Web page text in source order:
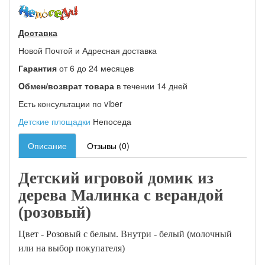
Доставка
Новой Почтой и Адресная доставка
Гарантия от 6 до 24 месяцев
Oбмен/возврат товара в течении 14 дней
Есть консультации по viber
Детские площадки Непоседа
Описание Отзывы (0)
Детский игровой домик из
дерева Малинка с верандой
(розовый)
Цвет - Розовый с белым. Внутри - белый (молочный
или на выбор покупателя)